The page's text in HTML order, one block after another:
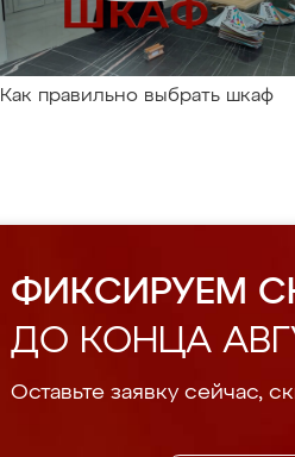
Как правильно выбрать шкаф
ФИКСИРУЕМ
ДО КОНЦА
Оставьте заявку сейчас,